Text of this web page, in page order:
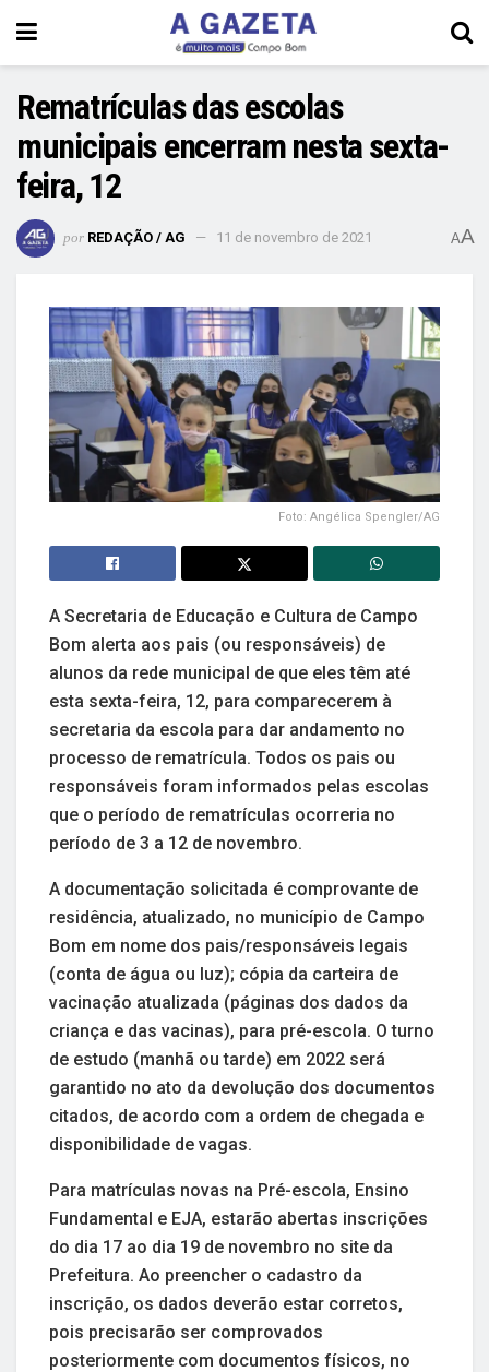
Rematrículas das escolas
municipais encerram nesta sexta-
feira, 12
por REDAÇÃO / AG 11 de novembro de 2021 AA
Foto: Angélica Spengler/AG
A Secretaria de Educação e Cultura de Campo
Bom alerta aos pais (ou responsáveis) de
alunos da rede municipal de que eles têm até
esta sexta-feira, 12, para comparecerem à
secretaria da escola para dar andamento no
processo de rematrícula. Todos os pais ou
responsáveis foram informados pelas escolas
que o período de rematrículas ocorreria no
período de 3 a 12 de novembro.
A documentação solicitada é comprovante de
residência, atualizado, no município de Campo
Bom em nome dos pais/responsáveis legais
(conta de água ou luz); cópia da carteira de
vacinação atualizada (páginas dos dados da
criança e das vacinas), para pré-escola. O turno
de estudo (manhã ou tarde) em 2022 será
garantido no ato da devolução dos documentos
citados, de acordo com a ordem de chegada e
disponibilidade de vagas.
Para matrículas novas na Pré-escola, Ensino
Fundamental e EJA, estarão abertas inscrições
do dia 17 ao dia 19 de novembro no site da
Prefeitura. Ao preencher o cadastro da
inscrição, os dados deverão estar corretos,
pois precisarão ser comprovados
posteriormente com documentos físicos, no